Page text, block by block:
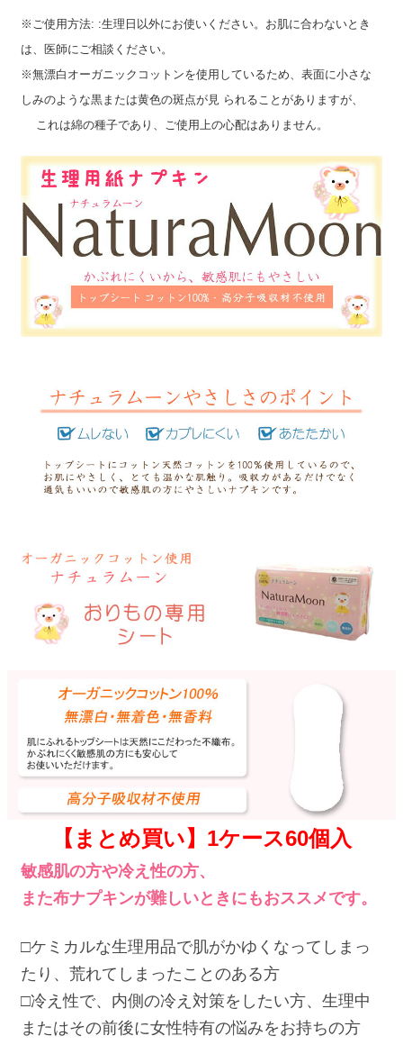
※ご使用方法: :生理日以外にお使いください。お肌に合わないとき
は、医師にご相談ください。
※無漂白オーガニックコットンを使用しているため、表面に小さな
しみのような黒または黄色の斑点が見 られることがありますが、
これは綿の種子であり、ご使用上の心配はありません。
【まとめ買い】1ケース60個入
敏感肌の方や冷え性の方、
また布ナプキンが難しいときにもおススメです。
□ケミカルな生理用品で肌がかゆくなってしまっ
たり、荒れてしまったことのある方
□冷え性で、内側の冷え対策をしたい方、生理中
またはその前後に女性特有の悩みをお持ちの方